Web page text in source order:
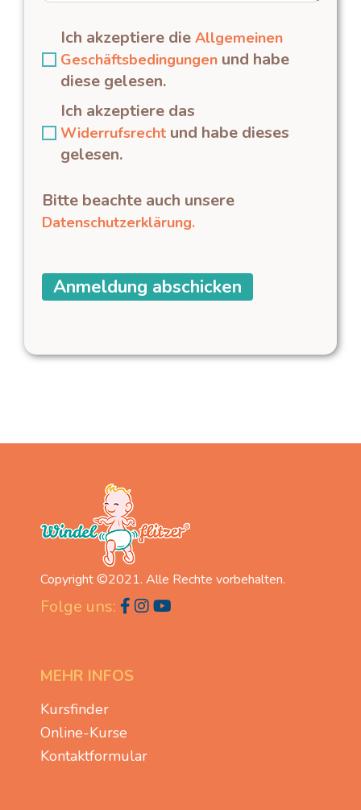
Ich akzeptiere die Allgemeinen
Geschäftsbedingungen und habe
diese gelesen.
Ich akzeptiere das
Widerrufsrecht und habe dieses
gelesen.
Bitte beachte auch unsere
Datenschutzerklärung.
Anmeldung abschicken
Copyright ©2021. Alle Rechte vorbehalten.
Folge uns:
MEHR INFOS
Kursfinder
Online-Kurse
Kontaktformular